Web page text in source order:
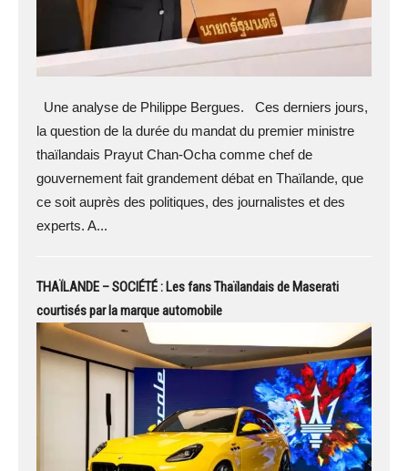
Une analyse de Philippe Bergues. Ces derniers jours,
la question de la durée du mandat du premier ministre
thaïlandais Prayut Chan-Ocha comme chef de
gouvernement fait grandement débat en Thaïlande, que
ce soit auprès des politiques, des journalistes et des
experts. A...
THAÏLANDE – SOCIÉTÉ : Les fans Thaïlandais de Maserati
courtisés par la marque automobile